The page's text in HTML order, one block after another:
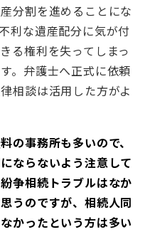
分割を進めることにな
利な遺産配分に気が付
る権利を失ってしまっ
。弁護士へ正式に依頼
相談は活用した方がよ
事務所も多いので、
ならないよう注意して
争相続トラブルはなか
うのですが、相続人同
かったという方は多い